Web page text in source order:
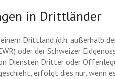
in Drittländer
Drittland (d.h. außerhalb
oder der Schweizer
Diensten Dritter oder
erfolgt dies nur, wenn